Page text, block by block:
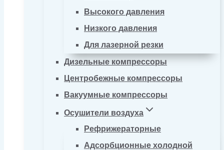
Высокого давления
Низкого давления
Для лазерной резки
Дизельные компрессоры
Центробежные компрессоры
Вакуумные компрессоры
Осушители воздуха
Рефрижераторные
Адсорбционные холодной